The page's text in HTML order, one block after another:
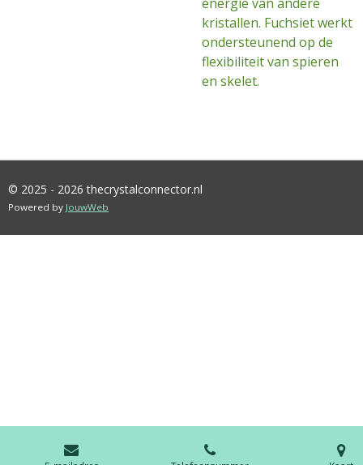
kristallen. Fuchsiet werkt
ondersteunend op de
flexibiliteit van spieren
en skelet.
© 2025 - 2026 thecrystalconnector.nl
Powered by JouwWeb